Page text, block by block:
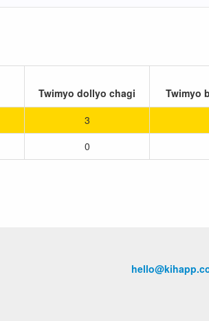
Twimyo dollyo chagi Twimyo
3
0